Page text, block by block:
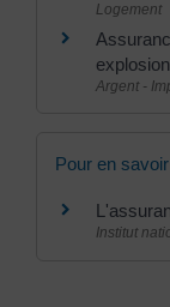
Logement
explosion
Argent -
Pour en
Institut